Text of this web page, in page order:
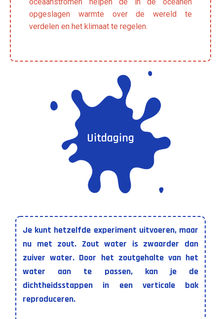
opgeslagen warmte over de wereld te
verdelen en het klimaat te regelen.
Uitdaging
Je kunt hetzelfde experiment uitvoeren, maar
nu met zout. Zout water is zwaarder dan
zuiver water. Door het zoutgehalte van het
water aan te passen, kan je de
dichtheidsstappen in een verticale bak
reproduceren.